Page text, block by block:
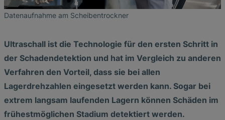
Datenaufnahme am Scheibentrockner
Ultraschall ist die Technologie für den ersten Schritt in
der Schadendetektion und hat im Vergleich zu anderen
Verfahren den Vorteil, dass sie bei allen
Lagerdrehzahlen eingesetzt werden kann. Sogar bei
extrem langsam laufenden Lagern können Schäden im
frühestmöglichen Stadium detektiert werden.